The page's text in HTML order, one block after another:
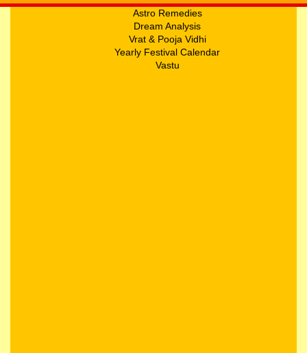
Astro Remedies
Dream Analysis
Vrat & Pooja Vidhi
Yearly Festival Calendar
Vastu